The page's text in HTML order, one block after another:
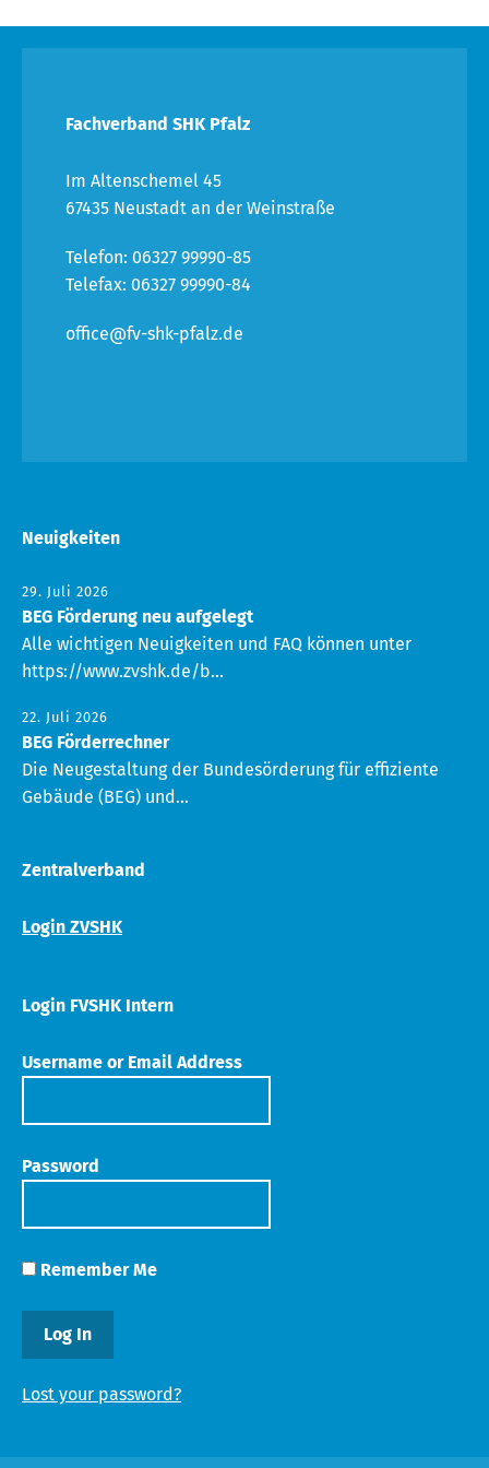
Fachverband SHK Pfalz
Im Altenschemel 45
67435 Neustadt an der Weinstraße
Telefon: 06327 99990-85
Telefax: 06327 99990-84
office@fv-shk-pfalz.de
Neuigkeiten
29. Juli 2026
BEG Förderung neu aufgelegt
Alle wichtigen Neuigkeiten und FAQ können unter
https://www.zvshk.de/b...
22. Juli 2026
BEG Förderrechner
Die Neugestaltung der Bundesörderung für effiziente
Gebäude (BEG) und...
Zentralverband
Login ZVSHK
Login FVSHK Intern
Username or Email Address
Password
Remember Me
Lost your password?